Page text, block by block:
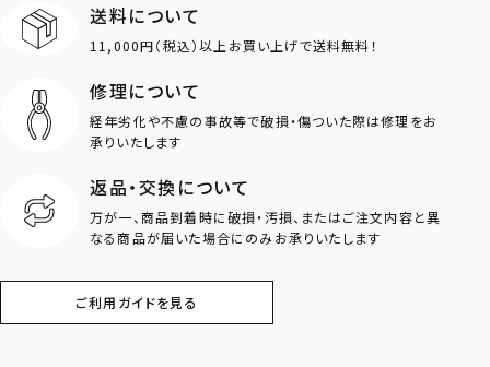
コイン フェザー
スター ホースシュー
アラベスク スクロール
送料について
11,000円（税込）以上お買い上げで送料無料！
修理について
経年劣化や不慮の事故等で破損・傷ついた際は修理をお
承りいたします
返品・交換について
万が一、商品到着時に破損・汚損、またはご注文内容と異
なる商品が届いた場合にのみお承りいたします
ご利用ガイドを見る